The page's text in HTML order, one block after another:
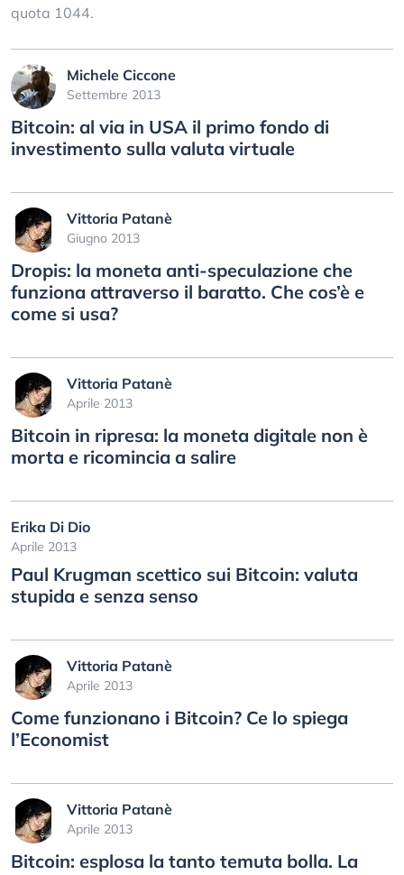
quota 1044.
Michele Ciccone
Settembre 2013
Bitcoin: al via in USA il primo fondo di
investimento sulla valuta virtuale
Vittoria Patanè
Giugno 2013
Dropis: la moneta anti-speculazione che
funziona attraverso il baratto. Che cos’è e
come si usa?
Vittoria Patanè
Aprile 2013
Bitcoin in ripresa: la moneta digitale non è
morta e ricomincia a salire
Erika Di Dio
Aprile 2013
Paul Krugman scettico sui Bitcoin: valuta
stupida e senza senso
Vittoria Patanè
Aprile 2013
Come funzionano i Bitcoin? Ce lo spiega
l’Economist
Vittoria Patanè
Aprile 2013
Bitcoin: esplosa la tanto temuta bolla. La